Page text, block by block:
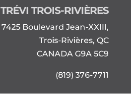
TRÉVI TROIS-RIVIÈRES
7425 Boulevard Jean-XXIII,
Trois-Rivières, QC
CANADA G9A 5C9
(819) 376-7711